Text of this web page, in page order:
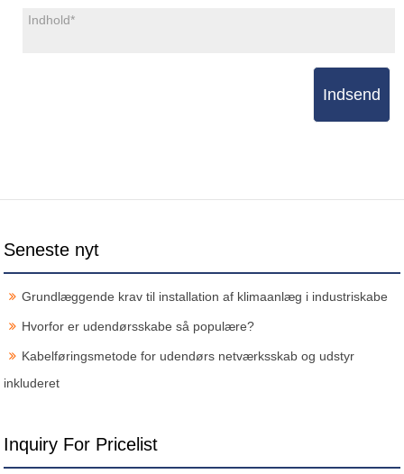
Indsend
Seneste nyt
Grundlæggende krav til installation af klimaanlæg i industriskabe
Hvorfor er udendørsskabe så populære?
Kabelføringsmetode for udendørs netværksskab og udstyr
inkluderet
Inquiry For Pricelist